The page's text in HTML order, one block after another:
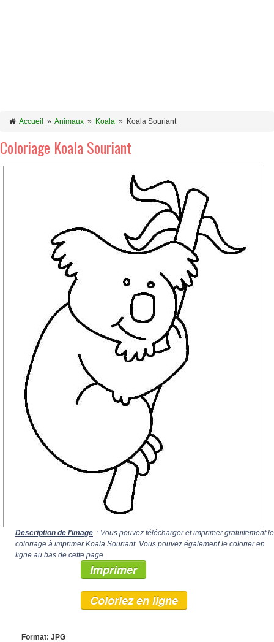
Accueil » Animaux » Koala » Koala Souriant
Coloriage Koala Souriant
Description de l'image : Vous pouvez télécharger et imprimer gratuitement le
coloriage à imprimer Koala Souriant. Vous pouvez également le colorier en
ligne au bas de cette page.
Imprimer
Coloriez en ligne
Format: JPG